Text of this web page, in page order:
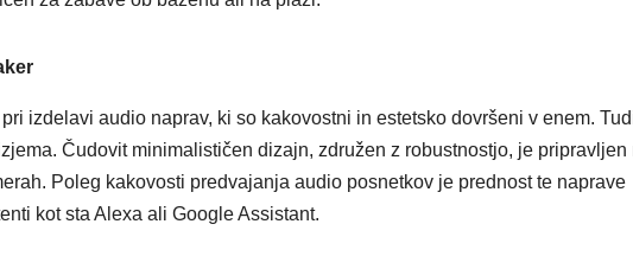
izdelavi audio naprav, ki so kakovostni in estetsko dovršeni v enem.
Čudovit minimalističen dizajn, združen z robustnostjo, je pripravljen
Poleg kakovosti predvajanja audio posnetkov je prednost te naprave
kot sta Alexa ali Google Assistant.